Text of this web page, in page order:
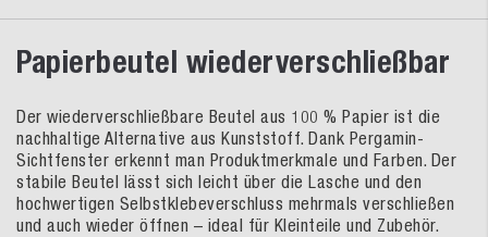
Papierbeutel wiederverschließbar
Der wiederverschließbare Beutel aus 100 % Papier ist die
nachhaltige Alternative aus Kunststoff. Dank Pergamin-
Sichtfenster erkennt man Produktmerkmale und Farben. Der
stabile Beutel lässt sich leicht über die Lasche und den
hochwertigen Selbstklebeverschluss mehrmals verschließen
und auch wieder öffnen – ideal für Kleinteile und Zubehör.